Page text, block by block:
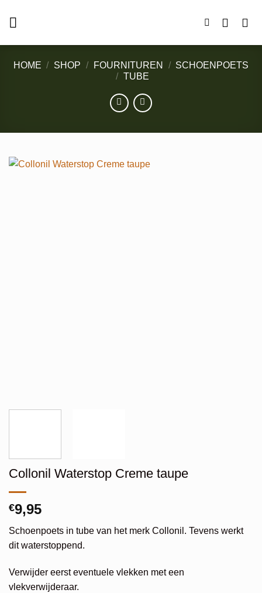
naar
HOME / SHOP / FOURNITUREN / SCHOENPOETS
/ TUBE
Collonil Waterstop Creme taupe
€9,95
Schoenpoets in tube van het merk Collonil. Tevens werkt
dit waterstoppend.
Verwijder eerst eventuele vlekken met een
vlekverwijderaar.